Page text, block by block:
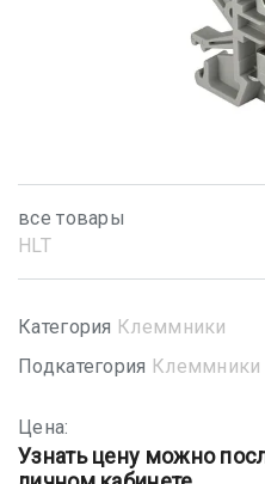
все товары
HLT
Категория Клеммники
Подкатегория Клеммники
Цена:
Узнать цену можно